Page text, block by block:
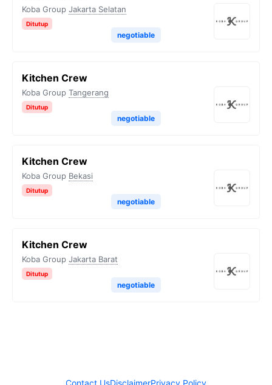
Koba Group Jakarta Selatan
Ditutup
negotiable
Kitchen Crew
Koba Group Tangerang
Ditutup
negotiable
Kitchen Crew
Koba Group Bekasi
Ditutup
negotiable
Kitchen Crew
Koba Group Jakarta Barat
Ditutup
negotiable
Contact UsDisclaimerPrivacy Policy